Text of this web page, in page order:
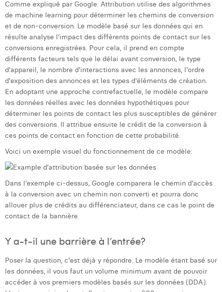
Thomas Kurevic
Thomas Riis
Victor Hayot
William Rezette
Yaël Vanhoe
Comme expliqué par Google: Attribution utilise des algorithmes
de machine learning pour déterminer les chemins de conversion
et de non-conversion. Le modèle basé sur les données qui en
résulte analyse l'impact des différents points de contact sur les
conversions enregistrées. Pour cela, il prend en compte
différents facteurs tels que le délai avant conversion, le type
d'appareil, le nombre d'interactions avec les annonces, l'ordre
d'exposition des annonces et les types d'éléments de création.
En adoptant une approche contrefactuelle, le modèle compare
les données réelles avec les données hypothétiques pour
déterminer les points de contact les plus susceptibles de générer
des conversions. Il attribue ensuite le crédit de la conversion à
ces points de contact en fonction de cette probabilité.
Voici un exemple visuel du fonctionnement de ce modèle:
Dans l'exemple ci-dessus, Google comparera le chemin d'accès
à la conversion avec un chemin non converti et pourra donc
allouer plus de crédits au différenciateur, dans ce cas le point de
contact de la bannière.
Y a-t-il une barrière à l’entrée?
Poser la question, c'est déjà y répondre. Le modèle étant basé sur
les données, il vous faut un volume minimum avant de pouvoir
accéder à vos premiers modèles basés sur les données (DDA).